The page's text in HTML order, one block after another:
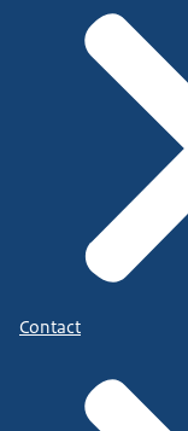
Contact